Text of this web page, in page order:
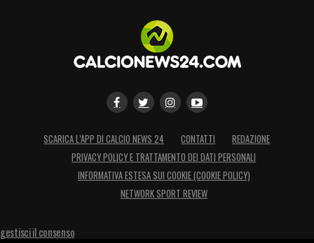
SCARICA L’APP DI CALCIO NEWS 24 CONTATTI
REDAZIONE
PRIVACY POLICY E TRATTAMENTO DEI DATI PERSONALI
INFORMATIVA ESTESA SUI COOKIE (COOKIE POLICY)
NETWORK SPORT REVIEW
gestisci il consenso